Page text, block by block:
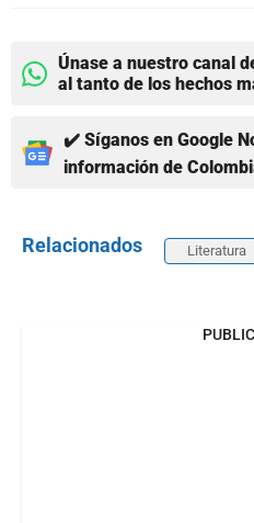
Únase a nuestro canal
al tanto de los hechos
✔️ Síganos en Google
información de
Relacionados Literatura